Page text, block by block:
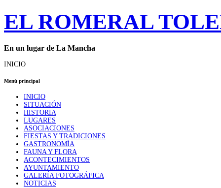
EL ROMERAL
En un lugar de La Mancha
INICIO
Menú principal
INICIO
SITUACIÓN
HISTORIA
LUGARES
ASOCIACIONES
FIESTAS Y TRADICIONES
GASTRONOMÍA
FAUNA Y FLORA
ACONTECIMIENTOS
AYUNTAMIENTO
GALERÍA FOTOGRÁFICA
NOTICIAS